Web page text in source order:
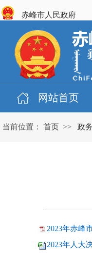
赤峰市人民政府
网站首页
当前位置： 首页 >> 政
2023年赤峰
2023年人大